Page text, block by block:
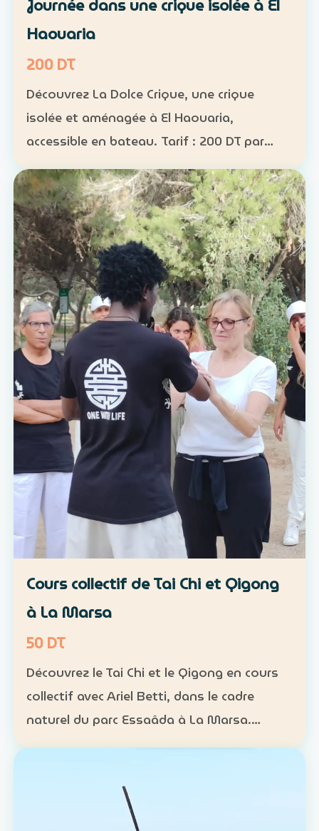
Journée dans une crique isolée à El
Haouaria
200 DT
Découvrez La Dolce Crique, une crique
isolée et aménagée à El Haouaria,
accessible en bateau. Tarif : 200 DT par
personne Fréquentation limitée : 50
personnes maximum dans la crique
Activités : kayak, paddle et snorkel…
Cours collectif de Tai Chi et Qigong
à La Marsa
50 DT
Découvrez le Tai Chi et le Qigong en cours
collectif avec Ariel Betti, dans le cadre
naturel du parc Essaâda à La Marsa.
Format : cours collectif Rythme : une
séances sur un mois Ta…